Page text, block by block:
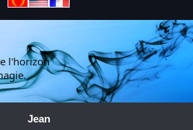
l'horizon
Jean